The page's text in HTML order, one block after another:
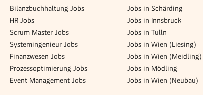
Bilanzbuchhaltung Jobs
HR Jobs
Scrum Master Jobs
Systemingenieur Jobs
Finanzwesen Jobs
Prozessoptimierung Jobs
Event Management Jobs
Jobs in Schärding
Jobs in Innsbruck
Jobs in Tulln
Jobs in Wien (Liesing)
Jobs in Wien (Meidling)
Jobs in Mödling
Jobs in Wien (Neubau)